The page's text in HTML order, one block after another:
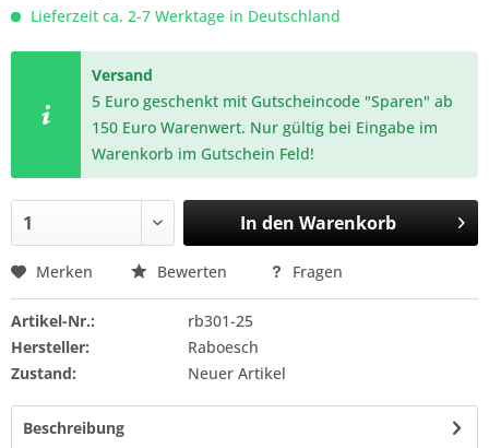
Lieferzeit ca. 2-7 Werktage in Deutschland
Versand
5 Euro geschenkt mit Gutscheincode "Sparen" ab
150 Euro Warenwert. Nur gültig bei Eingabe im
Warenkorb im Gutschein Feld!
In den Warenkorb
Merken Bewerten Fragen
Artikel-Nr.:
rb301-25
Hersteller:
Raboesch
Zustand:
Neuer Artikel
Beschreibung